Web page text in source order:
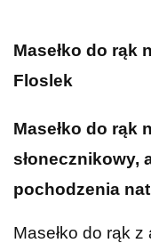
Masełko do rąk
Floslek
Masełko do rąk
słonecznikowy,
pochodzenia
Masełko do rąk